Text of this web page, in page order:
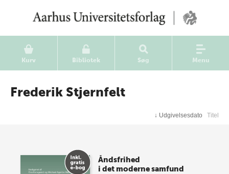
Kurv Bibliotek Søg Menu
Frederik Stjernfelt
↓ Udgivelsesdato Titel
Åndsfrihed
i det moderne samfund